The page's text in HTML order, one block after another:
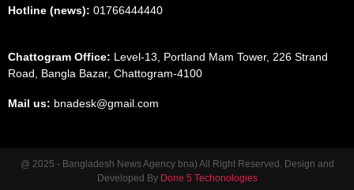
Hotline (news): 01766444440
Chattogram Office: Level-13, Portland Mam Tower, 226 Strand
Road, Bangla Bazar, Chattogram-4100
Mail us: bnadesk@gmail.com
@ 2025 - Bangladesh News Agency bna) All Right Reserved. Design and
Developed By Done 5 Techonologies